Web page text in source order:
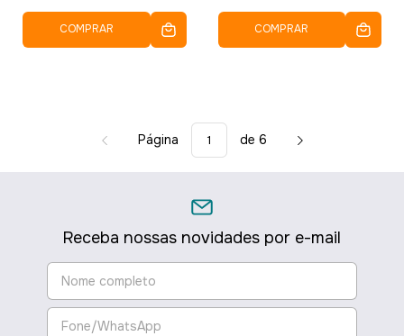
COMPRAR COMPRAR
Página de 6
Receba nossas novidades por e-mail